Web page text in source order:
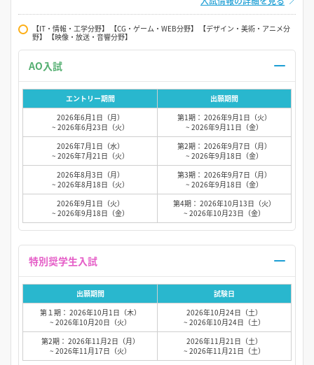
【IT・情報・工学分野】 【CG・ゲーム・WEB分野】 【デザイン・美術・アニメ分
野】 【映像・放送・音響分野】
エントリー期間
出願期間
2026年6月1日（月）
~ 2026年6月23日（火）
第1期： 2026年9月1日（火）
~ 2026年9月11日（金）
2026年7月1日（水）
~ 2026年7月21日（火）
第2期： 2026年9月7日（月）
~ 2026年9月18日（金）
2026年8月3日（月）
~ 2026年8月18日（火）
第3期： 2026年9月7日（月）
~ 2026年9月18日（金）
2026年9月1日（火）
~ 2026年9月18日（金）
第4期： 2026年10月13日（火）
~ 2026年10月23日（金）
出願期間
試験日
第１期： 2026年10月1日（木）
~ 2026年10月20日（火）
2026年10月24日（土）
~ 2026年10月24日（土）
第2期： 2026年11月2日（月）
~ 2026年11月17日（火）
2026年11月21日（土）
~ 2026年11月21日（土）